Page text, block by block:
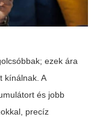
ezek ára
kínálnak. A
és jobb
precíz